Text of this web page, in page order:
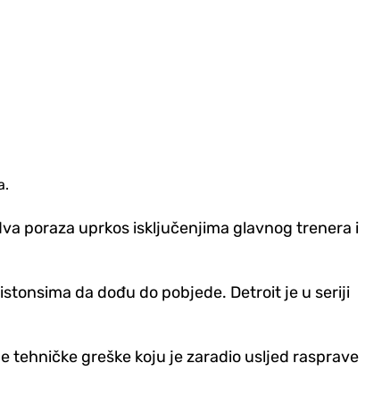
poraza uprkos isključenjima glavnog trenera i
da dođu do pobjede. Detroit je u seriji
greške koju je zaradio usljed rasprave